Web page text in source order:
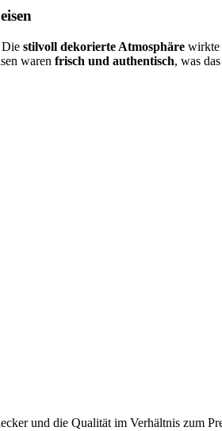
Die stilvoll dekorierte Atmosphäre wirkte
waren frisch und authentisch, was
und die Qualität im Verhältnis zum